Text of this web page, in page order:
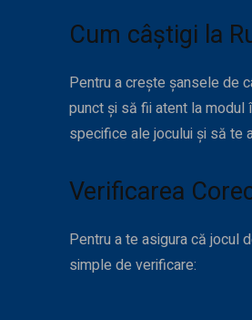
Cum câștigi la
Pentru a crește șansele de
punct și să fii atent la
specifice ale jocului și să te
Verificarea
Pentru a te asigura că jocul
simple de verificare: